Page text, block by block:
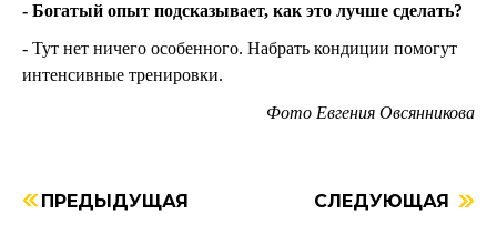
- Богатый опыт подсказывает, как это лучше сделать?
- Тут нет ничего особенного. Набрать кондиции помогут
интенсивные тренировки.
Фото Евгения Овсянникова
ПРЕДЫДУЩАЯ СЛЕДУЮЩАЯ